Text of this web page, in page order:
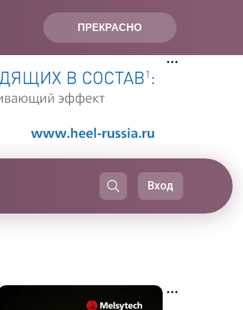
ПРЕКРАСНО
Вход